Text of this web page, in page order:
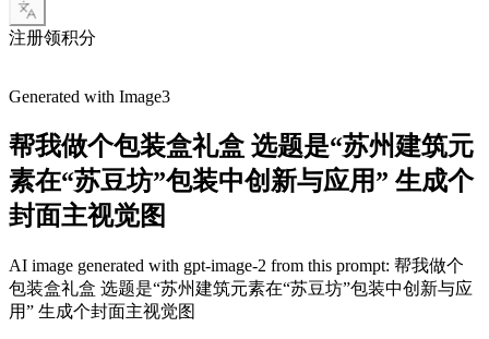
注册领积分
Generated with Image3
帮我做个包装盒礼盒 选题是“苏州建筑元
素在“苏豆坊”包装中创新与应用” 生成个
封面主视觉图
AI image generated with gpt-image-2 from this prompt: 帮我做个
包装盒礼盒 选题是“苏州建筑元素在“苏豆坊”包装中创新与应
用” 生成个封面主视觉图